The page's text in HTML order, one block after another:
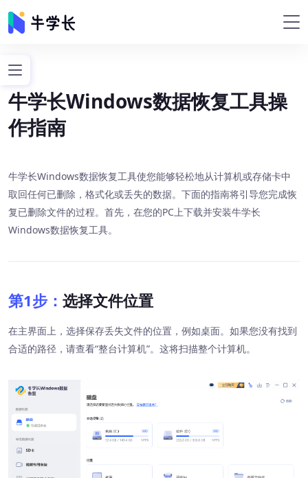
牛学长Windows数据恢复工具操
作指南
牛学长Windows数据恢复工具使您能够轻松地从计算机或存储卡中
取回任何已删除，格式化或丢失的数据。下面的指南将引导您完成恢
复已删除文件的过程。首先，在您的PC上下载并安装牛学长
Windows数据恢复工具。
第1步： 选择文件位置
在主界面上，选择保存丢失文件的位置，例如桌面。如果您没有找到
合适的路径，请查看“整台计算机”。这将扫描整个计算机。